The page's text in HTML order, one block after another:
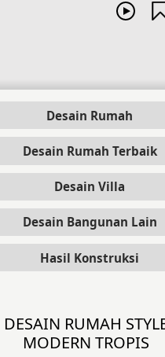
Desain Rumah
Desain Rumah Terbaik
Desain Villa
Desain Bangunan Lain
Hasil Konstruksi
DESAIN RUMAH
MODERN TROPIS